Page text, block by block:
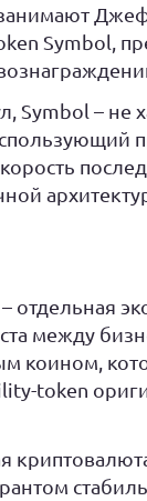
Symbol,
Symbol – не
между
коином,
token